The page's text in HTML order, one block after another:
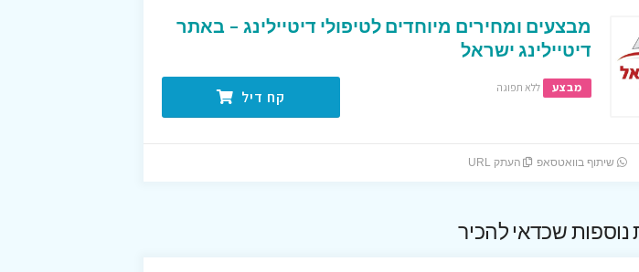
מבצעים ומחירים מיוחדים לטיפולי דיטיילינג – באתר
דיטיילינג ישראל
מבצע ללא תפוגה
קח דיל
שיתוף בוואטסאפ העתק URL
נוספות שכדאי להכיר